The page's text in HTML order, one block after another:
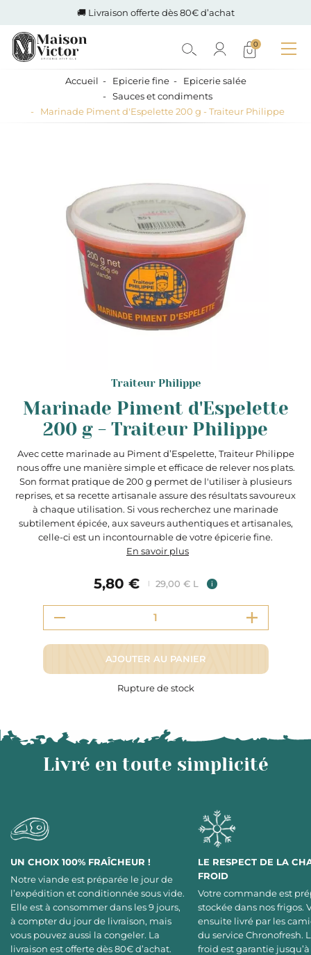
🚚 Livraison offerte dès 80€ d’achat
0
Accueil Epicerie fine
Epicerie salée
Sauces et condiments
Marinade Piment d'Espelette 200 g - Traiteur Philippe
Traiteur Philippe
Marinade Piment d'Espelette
200 g - Traiteur Philippe
Avec cette marinade au Piment d’Espelette, Traiteur Philippe
nous offre une manière simple et efficace de relever nos plats.
Son format pratique de 200 g permet de l'utiliser à plusieurs
reprises, et sa recette artisanale assure des résultats savoureux
à chaque utilisation. Si vous recherchez une marinade
subtilement épicée, aux saveurs authentiques et artisanales,
celle-ci est un incontournable de votre épicerie fine.
En savoir plus
5,80 € 29,00 € L i
AJOUTER AU PANIER
Rupture de stock
Livré en toute simplicité
UN CHOIX 100% FRAÎCHEUR !
Notre viande est préparée le jour de
l’expédition et conditionnée sous vide.
Elle est à consommer dans les 9 jours,
à compter du jour de livraison, mais
vous pouvez aussi la congeler. La
livraison est offerte dès 80€ d’achat.
LE RESPECT DE LA
FROID
Votre commande est
stockée dans nos frigos.
ensuite livré par les
du service Chronofresh.
froid est garantie